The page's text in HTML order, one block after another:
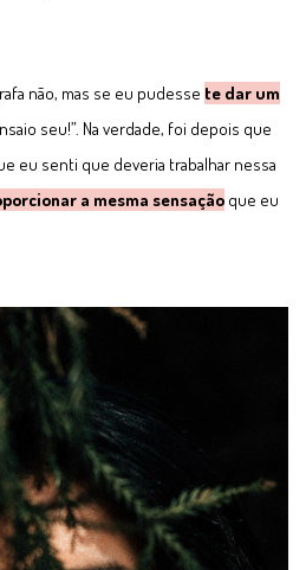
não, mas se eu pudesse te dar um
seu!”. Na verdade, foi depois que
eu senti que deveria trabalhar nessa
a mesma sensação que eu